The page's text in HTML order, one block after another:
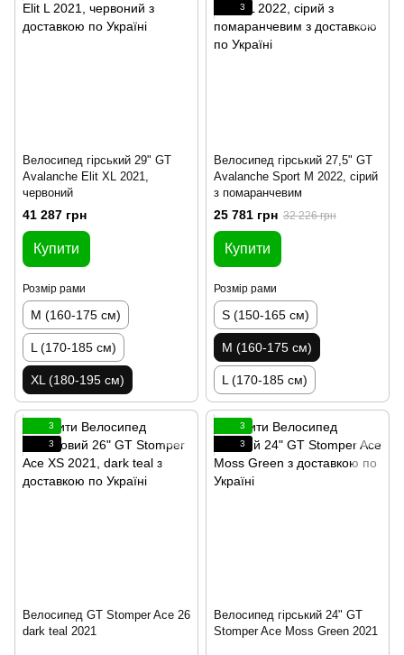
Велосипед гірський 29" GT
Avalanche Elit XL 2021,
червоний
41 287 грн
Купити
Розмір рами
M (160-175 см)
L (170-185 см)
XL (180-195 см)
3
Велосипед гірський 27,5" GT
Avalanche Sport M 2022, сірий
з помаранчевим
25 781 грн 32 226 грн
Купити
Розмір рами
S (150-165 см)
M (160-175 см)
L (170-185 см)
3
3
Велосипед GT Stomper Ace 26
dark teal 2021
3
3
Велосипед гірський 24" GT
Stomper Ace Moss Green 2021